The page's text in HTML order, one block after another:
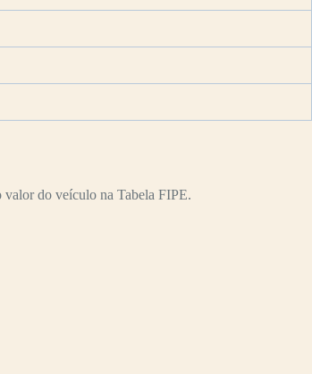
do veículo na Tabela FIPE.